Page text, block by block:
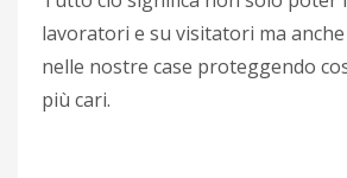
lavoratori e su visitatori ma
nelle nostre case proteggendo
più cari.